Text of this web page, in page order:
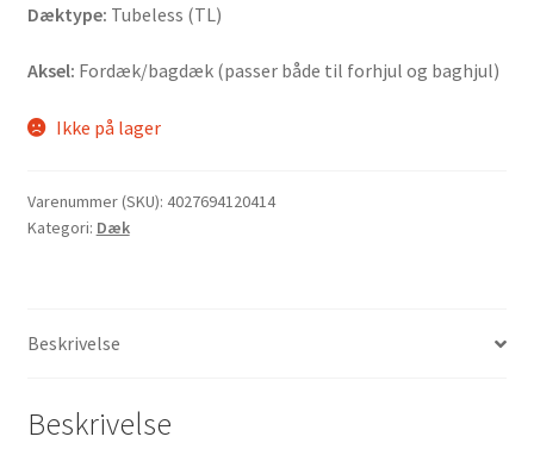
Dæktype: Tubeless (TL)
Aksel: Fordæk/bagdæk (passer både til forhjul og baghjul)
Ikke på lager
Varenummer (SKU): 4027694120414
Kategori: Dæk
Beskrivelse
Beskrivelse